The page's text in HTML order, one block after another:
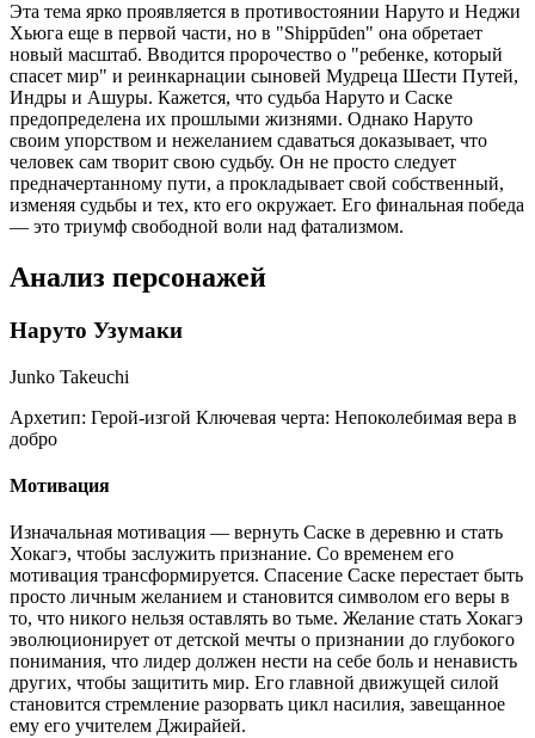
Эта тема ярко проявляется в противостоянии Наруто и Неджи
Хьюга еще в первой части, но в "Shippūden" она обретает
новый масштаб. Вводится пророчество о "ребенке, который
спасет мир" и реинкарнации сыновей Мудреца Шести Путей,
Индры и Ашуры. Кажется, что судьба Наруто и Саске
предопределена их прошлыми жизнями. Однако Наруто
своим упорством и нежеланием сдаваться доказывает, что
человек сам творит свою судьбу. Он не просто следует
предначертанному пути, а прокладывает свой собственный,
изменяя судьбы и тех, кто его окружает. Его финальная победа
— это триумф свободной воли над фатализмом.
Анализ персонажей
Наруто Узумаки
Junko Takeuchi
Архетип: Герой-изгой Ключевая черта: Непоколебимая вера в
добро
Мотивация
Изначальная мотивация — вернуть Саске в деревню и стать
Хокагэ, чтобы заслужить признание. Со временем его
мотивация трансформируется. Спасение Саске перестает быть
просто личным желанием и становится символом его веры в
то, что никого нельзя оставлять во тьме. Желание стать Хокагэ
эволюционирует от детской мечты о признании до глубокого
понимания, что лидер должен нести на себе боль и ненависть
других, чтобы защитить мир. Его главной движущей силой
становится стремление разорвать цикл насилия, завещанное
ему его учителем Джирайей.